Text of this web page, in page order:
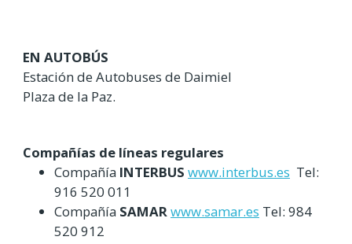
EN AUTOBÚS
Estación de Autobuses de Daimiel
Plaza de la Paz.
Compañías de líneas regulares
Compañía INTERBUS www.interbus.es Tel:
916 520 011
Compañía SAMAR www.samar.es Tel: 984
520 912